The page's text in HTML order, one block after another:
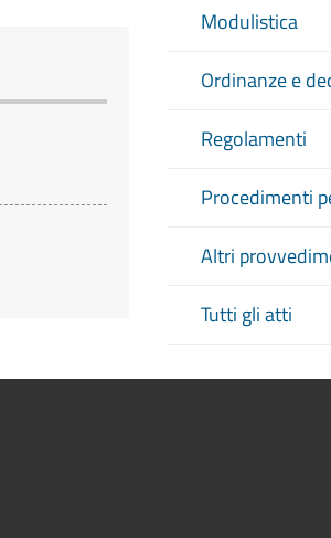
Modulistica
Ordinanze e
Regolamenti
Procedimenti
Altri
Tutti gli atti